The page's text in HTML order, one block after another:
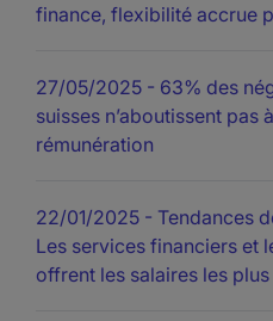
finance, flexibilité accrue
27/05/2025 - 63% des
suisses n’aboutissent pas
rémunération
22/01/2025 - Tendances
Les services financiers et
offrent les salaires les